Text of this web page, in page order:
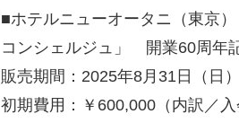
■ホテルニューオータニ（東京
コンシェルジュ」 開業60周年
販売期間：2025年8月31日（日
初期費用：￥600,000（内訳／